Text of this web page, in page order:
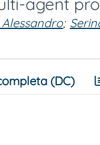
;
(DC)